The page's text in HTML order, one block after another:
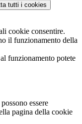
tutti i cookies
cookie consentire.
il funzionamento della
funzionamento potete
essere
pagina della cookie